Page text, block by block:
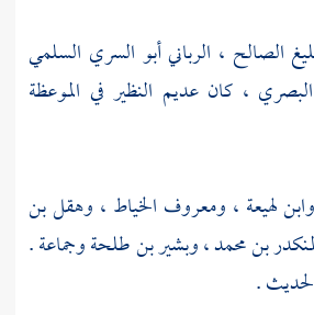
الصالح ، الرباني أبو السري السلمي
، كان عديم النظير في الموعظة
وابن لهيعة ، ومعروف الخياط ، وهقل بن
بن محمد،وبشير بن طلحةوجماعة .
.